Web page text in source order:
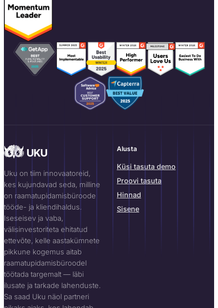
Uku on tiim innovaatoreid,
kes kujundavad seda, milline
on raamatupidamisbüroode
tööde- ja kliendihaldus.
Iseseisev ja vaba,
välisinvestoriteta ehitatud
ettevõte, kelle aastakümnete
pikkune kogemus aitab
raamatupidamisbüroodel
töötada targemalt — läbi
ilusate ja tarkade lahenduste.
Sa saad Uku näol partneri
Alusta
Küsi tasuta demo
Proovi tasuta
Hinnad
Sisene